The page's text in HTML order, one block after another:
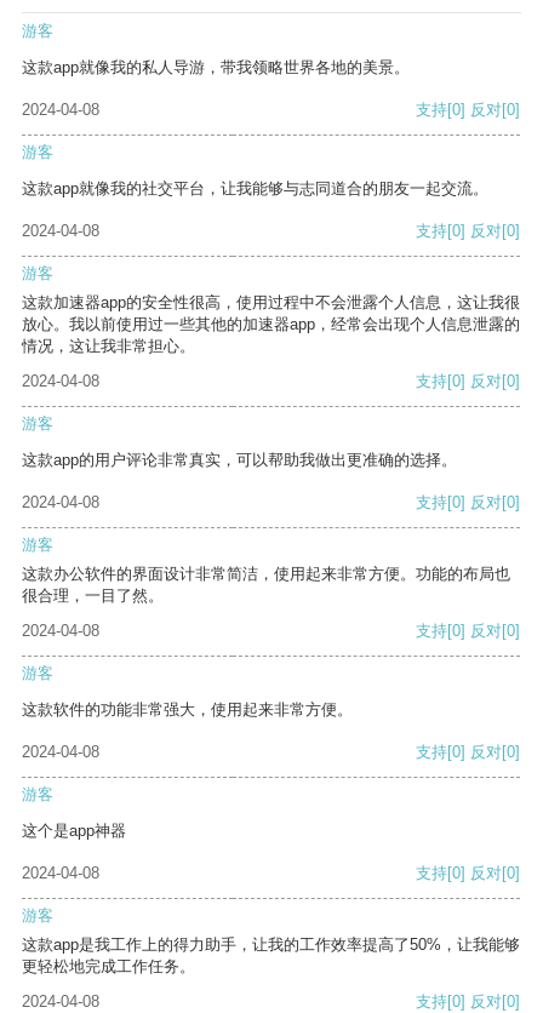
游客
这款app就像我的私人导游，带我领略世界各地的美景。
2024-04-08 支持[0] 反对[0]
游客
这款app就像我的社交平台，让我能够与志同道合的朋友一起交流。
2024-04-08 支持[0] 反对[0]
游客
这款加速器app的安全性很高，使用过程中不会泄露个人信息，这让我很
放心。我以前使用过一些其他的加速器app，经常会出现个人信息泄露的
情况，这让我非常担心。
2024-04-08
支持[0] 反对[0]
游客
这款app的用户评论非常真实，可以帮助我做出更准确的选择。
2024-04-08 支持[0] 反对[0]
游客
这款办公软件的界面设计非常简洁，使用起来非常方便。功能的布局也
很合理，一目了然。
2024-04-08
支持[0] 反对[0]
游客
这款软件的功能非常强大，使用起来非常方便。
2024-04-08 支持[0] 反对[0]
游客
这个是app神器
2024-04-08 支持[0] 反对[0]
游客
这款app是我工作上的得力助手，让我的工作效率提高了50%，让我能够
更轻松地完成工作任务。
2024-04-08
支持[0] 反对[0]